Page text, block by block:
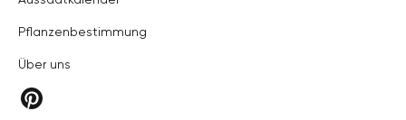
Pflanzenbestimmung
Über uns